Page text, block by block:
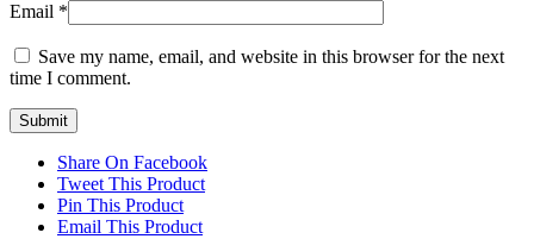
Email *
Save my name, email, and website in this browser for the next
time I comment.
Share On Facebook
Tweet This Product
Pin This Product
Email This Product